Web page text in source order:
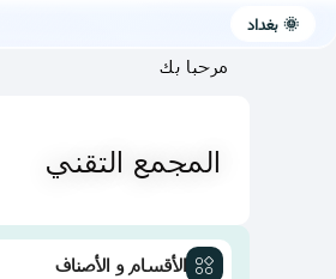
🌞 بغداد
مرحبا بك
المجمع التقني
الأقسام و الأصناف